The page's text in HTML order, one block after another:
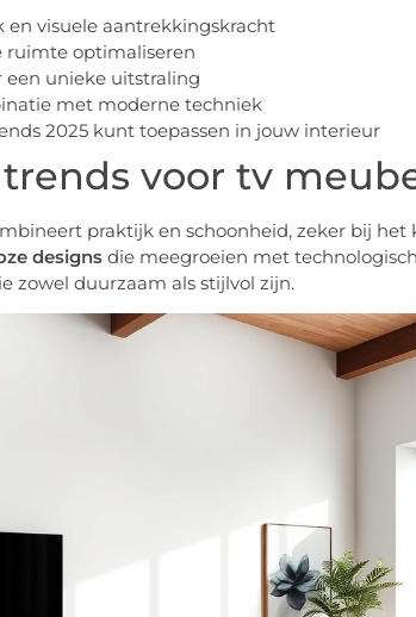
en visuele aantrekkingskracht
ruimte optimaliseren
een unieke uitstraling
met moderne techniek
2025 kunt toepassen in jouw interieur
voor tv
praktijk en schoonheid, zeker bij het
designs die meegroeien met
zowel duurzaam als stijlvol zijn.